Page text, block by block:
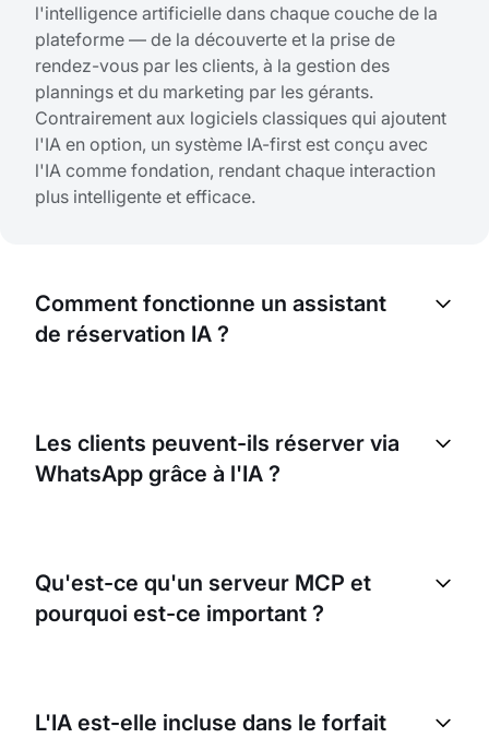
l'intelligence artificielle dans chaque couche de la
plateforme — de la découverte et la prise de
rendez-vous par les clients, à la gestion des
plannings et du marketing par les gérants.
Contrairement aux logiciels classiques qui ajoutent
l'IA en option, un système IA-first est conçu avec
l'IA comme fondation, rendant chaque interaction
plus intelligente et efficace.
Comment fonctionne un assistant
de réservation IA ?
Les clients peuvent-ils réserver via
WhatsApp grâce à l'IA ?
Qu'est-ce qu'un serveur MCP et
pourquoi est-ce important ?
L'IA est-elle incluse dans le forfait